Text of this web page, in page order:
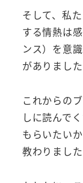
そして、私
する情熱は
ンス）を意
がありました
これからの
しに読んで
もらいたい
教わりました